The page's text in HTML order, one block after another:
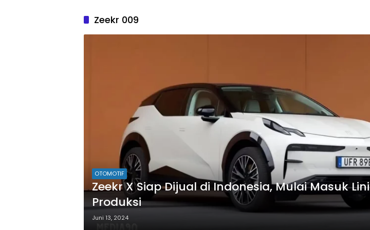
Zeekr 009
OTOMOTIF
Zeekr X Siap Dijual di Indonesia, Mulai Masuk Lini
Produksi
Juni 13, 2024